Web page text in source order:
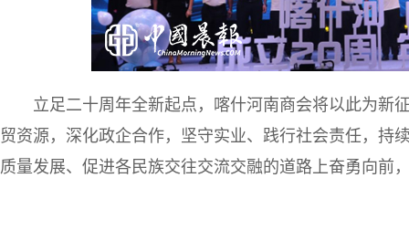
立足二十周年全新起点，喀什河南商会将以此为新
贸资源，深化政企合作，坚守实业、践行社会责任，持
质量发展、促进各民族交往交流交融的道路上奋勇向前